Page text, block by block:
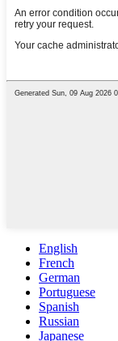
English
French
German
Portuguese
Spanish
Russian
Japanese